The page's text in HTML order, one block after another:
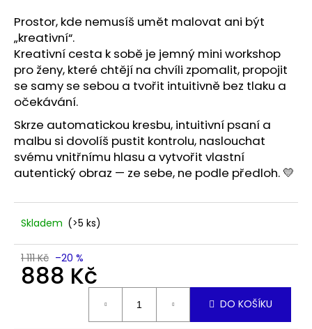
Prostor, kde nemusíš umět malovat ani být
„kreativní“.
Kreativní cesta k sobě je jemný mini workshop
pro ženy, které chtějí na chvíli zpomalit, propojit
se samy se sebou a tvořit intuitivně bez tlaku a
očekávání.
Skrze automatickou kresbu, intuitivní psaní a
malbu si dovolíš pustit kontrolu, naslouchat
svému vnitřnímu hlasu a vytvořit vlastní
autentický obraz — ze sebe, ne podle předloh. 💛
Skladem (>5 ks)
1 111 Kč –20 %
888 Kč
DO KOŠÍKU
R
M
A
a
j
í
t
?
HLEDAT